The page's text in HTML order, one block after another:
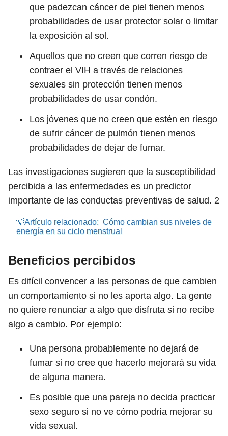
que padezcan cáncer de piel tienen menos
probabilidades de usar protector solar o limitar
la exposición al sol.
Aquellos que no creen que corren riesgo de
contraer el VIH a través de relaciones
sexuales sin protección tienen menos
probabilidades de usar condón.
Los jóvenes que no creen que estén en riesgo
de sufrir cáncer de pulmón tienen menos
probabilidades de dejar de fumar.
Las investigaciones sugieren que la susceptibilidad
percibida a las enfermedades es un predictor
importante de las conductas preventivas de salud. 2
💡Artículo relacionado: Cómo cambian sus niveles de
energía en su ciclo menstrual
Beneficios percibidos
Es difícil convencer a las personas de que cambien
un comportamiento si no les aporta algo. La gente
no quiere renunciar a algo que disfruta si no recibe
algo a cambio. Por ejemplo:
Una persona probablemente no dejará de
fumar si no cree que hacerlo mejorará su vida
de alguna manera.
Es posible que una pareja no decida practicar
sexo seguro si no ve cómo podría mejorar su
vida sexual.